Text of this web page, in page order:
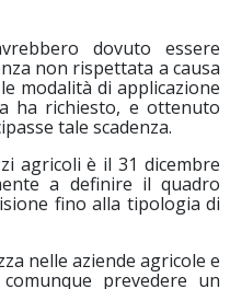
dovuto essere
non rispettata a causa
modalità di applicazione
ha richiesto, e ottenuto
tale scadenza.
agricoli è il 31 dicembre
a definire il quadro
fino alla tipologia di
nelle aziende agricole e
prevedere un